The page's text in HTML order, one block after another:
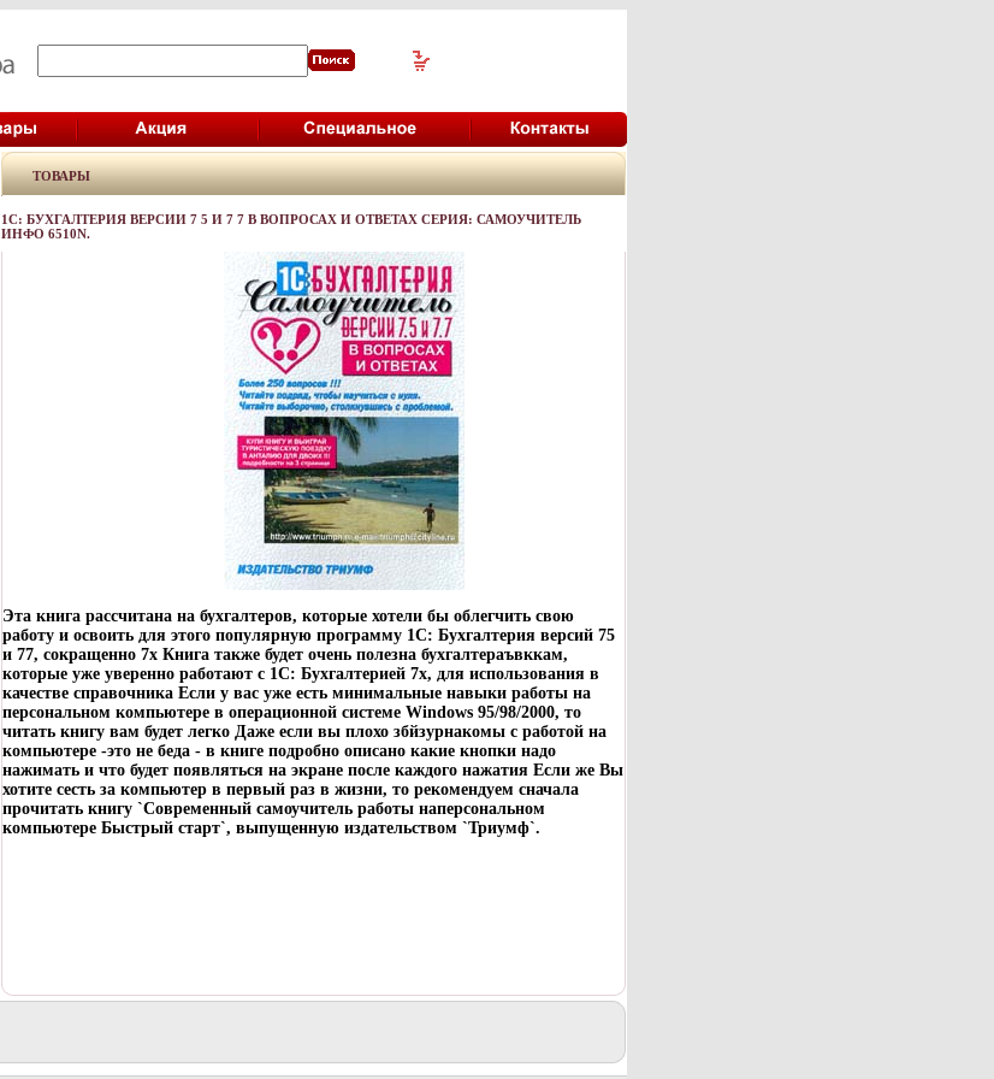
ТОВАРЫ
1С: БУХГАЛТЕРИЯ ВЕРСИИ 7 5 И 7 7 В ВОПРОСАХ И ОТВЕТАХ СЕРИЯ: САМОУЧИТЕЛЬ
ИНФО 6510N.
Эта книга рассчитана на бухгалтеров, которые хотели бы облегчить свою
работу и освоить для этого популярную программу 1C: Бухгалтерия версий 75
и 77, сокращенно 7х Книга также будет очень полезна бухгалтераъвккам,
которые уже уверенно работают с 1C: Бухгалтерией 7х, для использования в
качестве справочника Если у вас уже есть минимальные навыки работы на
персональном компьютере в операционной системе Windows 95/98/2000, то
читать книгу вам будет легко Даже если вы плохо збйзурнакомы с работой на
компьютере -это не беда - в книге подробно описано какие кнопки надо
нажимать и что будет появляться на экране после каждого нажатия Если же Вы
хотите сесть за компьютер в первый раз в жизни, то рекомендуем сначала
прочитать книгу `Современный самоучитель работы наперсональном
компьютере Быстрый старт`, выпущенную издательством `Триумф`.